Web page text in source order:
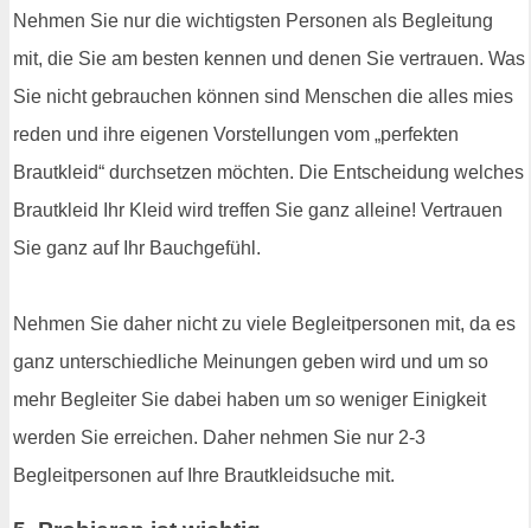
Nehmen Sie nur die wichtigsten Personen als Begleitung
mit, die Sie am besten kennen und denen Sie vertrauen. Was
Sie nicht gebrauchen können sind Menschen die alles mies
reden und ihre eigenen Vorstellungen vom „perfekten
Brautkleid“ durchsetzen möchten. Die Entscheidung welches
Brautkleid Ihr Kleid wird treffen Sie ganz alleine! Vertrauen
Sie ganz auf Ihr Bauchgefühl.
Nehmen Sie daher nicht zu viele Begleitpersonen mit, da es
ganz unterschiedliche Meinungen geben wird und um so
mehr Begleiter Sie dabei haben um so weniger Einigkeit
werden Sie erreichen. Daher nehmen Sie nur 2-3
Begleitpersonen auf Ihre Brautkleidsuche mit.